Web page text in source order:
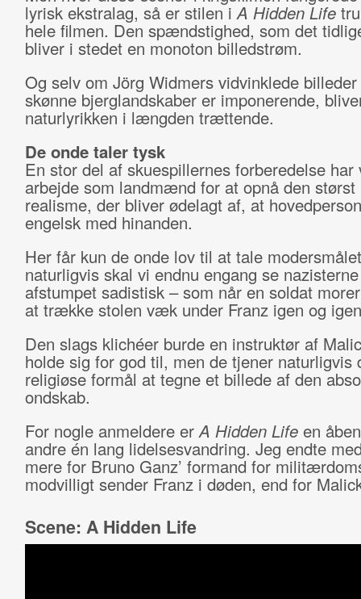
lyrisk ekstralag, så er stilen iA Hidden Life
hele filmen. Den spændstighed, som det
bliver i stedet en monoton billedstrøm.
Og selv om Jörg Widmers vidvinklede
skønne bjerglandskaber er imponerende,
naturlyrikken i længden trættende.
De onde taler tysk
En stor del af skuespillernes forberedelse
arbejde som landmænd for at opnå den størst
realisme, der bliver ødelagt af, at
engelsk med hinanden.
Her får kun de onde lov til at tale
naturligvis skal vi endnu engang se
afstumpet sadistisk – som når en soldat
at trække stolen væk under Franz igen og
Den slags klichéer burde en instruktør af
holde sig for god til, men de tjener naturligvis
religiøse formål at tegne et billede af den
ondskab.
For nogle anmeldere erA Hidden Lifeen
andre én lang lidelsesvandring. Jeg endte
mere for Bruno Ganz’ formand for
modvilligt sender Franz i døden, end for
Scene: A Hidden Life